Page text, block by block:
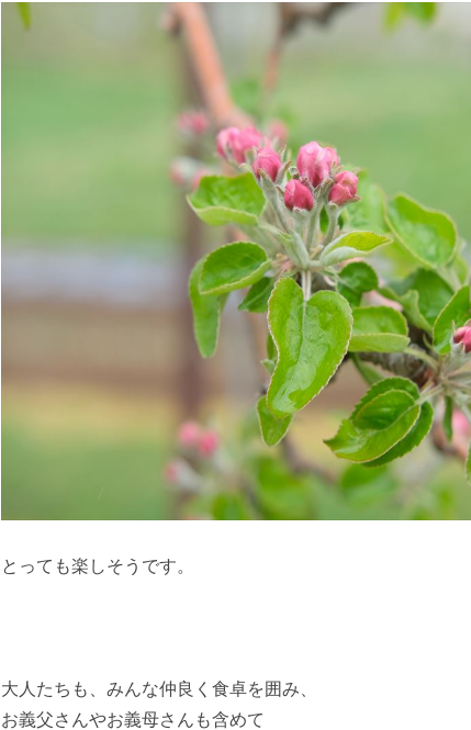
とっても楽しそうです。
大人たちも、みんな仲良く食卓を囲み、
お義父さんやお義母さんも含めて